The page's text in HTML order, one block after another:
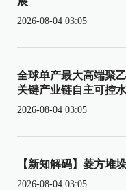
2026-08-04 03:05
全球单产最大高端聚
关键产业链自主可控
2026-08-04 03:05
【新知解码】菱方堆
2026-08-04 03:05